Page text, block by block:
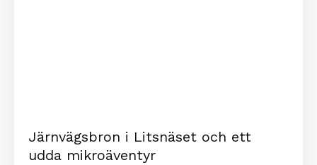
Järnvägsbron i Litsnäset och ett
udda mikroäventyr